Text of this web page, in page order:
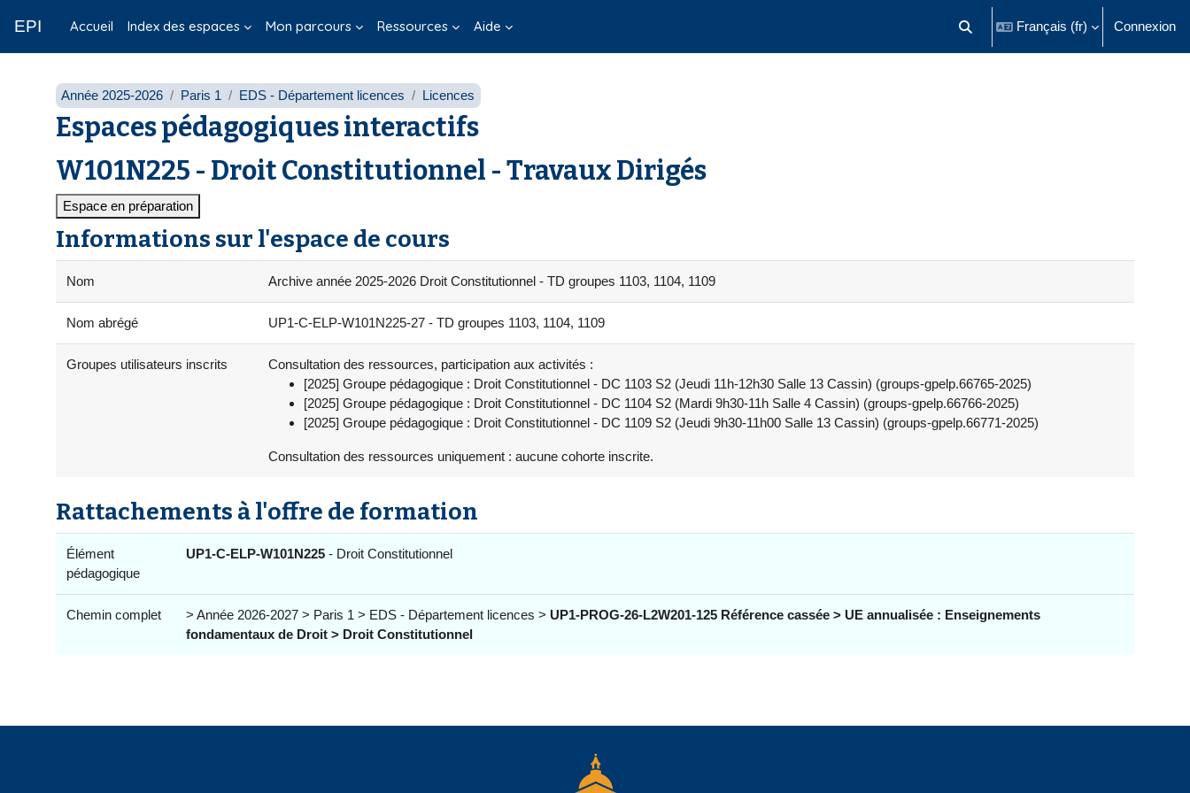
EPI Accueil Index des espaces Mon parcours Ressources Aide Activer/désactiver la saisie de
Français ‎(fr)‎ Connexion
Année 2025-2026 Paris 1 EDS - Département licences Licences
Espaces pédagogiques interactifs
W101N225 - Droit Constitutionnel - Travaux Dirigés
Espace en préparation
Informations sur l'espace de cours
Nom Archive année 2025-2026 Droit Constitutionnel - TD groupes 1103, 1104, 1109
Nom abrégé UP1-C-ELP-W101N225-27 - TD groupes 1103, 1104, 1109
Groupes utilisateurs inscrits
Consultation des ressources, participation aux activités :
[2025] Groupe pédagogique : Droit Constitutionnel - DC 1103 S2 (Jeudi 11h-12h30 Salle 13 Cassin) (groups-gpelp.66765-2025)
[2025] Groupe pédagogique : Droit Constitutionnel - DC 1104 S2 (Mardi 9h30-11h Salle 4 Cassin) (groups-gpelp.66766-2025)
[2025] Groupe pédagogique : Droit Constitutionnel - DC 1109 S2 (Jeudi 9h30-11h00 Salle 13 Cassin) (groups-gpelp.66771-2025)
Consultation des ressources uniquement : aucune cohorte inscrite.
Rattachements à l'offre de formation
Élément
pédagogique
UP1-C-ELP-W101N225 - Droit Constitutionnel
Chemin complet > Année 2026-2027 > Paris 1 > EDS - Département licences > UP1-PROG-26-L2W201-125 Référence cassée > UE annualisée : Enseignements
fondamentaux de Droit > Droit Constitutionnel